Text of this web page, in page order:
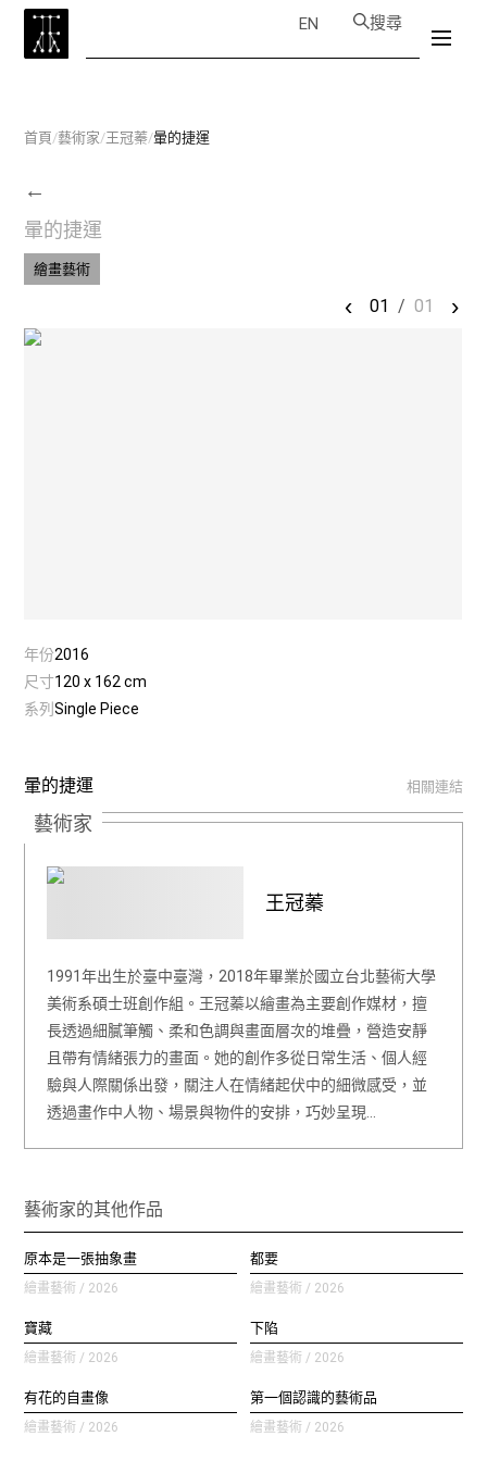
EN 搜尋
首頁/藝術家/王冠蓁/暈的捷運
←
暈的捷運
繪畫藝術
‹ 01 / 01 ›
年份2016
尺寸120 x 162 cm
系列Single Piece
暈的捷運 相關連結
藝術家
王冠蓁
1991年出生於臺中臺灣，2018年畢業於國立台北藝術大學
美術系碩士班創作組。王冠蓁以繪畫為主要創作媒材，擅
長透過細膩筆觸、柔和色調與畫面層次的堆疊，營造安靜
且帶有情緒張力的畫面。她的創作多從日常生活、個人經
驗與人際關係出發，關注人在情緒起伏中的細微感受，並
透過畫作中人物、場景與物件的安排，巧妙呈現…
藝術家的其他作品
原本是一張抽象畫
繪畫藝術 / 2026
都要
繪畫藝術 / 2026
寶藏
繪畫藝術 / 2026
下陷
繪畫藝術 / 2026
有花的自畫像
繪畫藝術 / 2026
第一個認識的藝術品
繪畫藝術 / 2026